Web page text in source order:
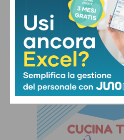
32.6
42 % 2.2kmh
VEN
32°
SAB
31°
DOM
33°